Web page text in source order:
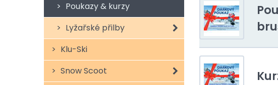
Poukazy & kurzy
Lyžařské přilby
Klu-Ski
Snow Scoot